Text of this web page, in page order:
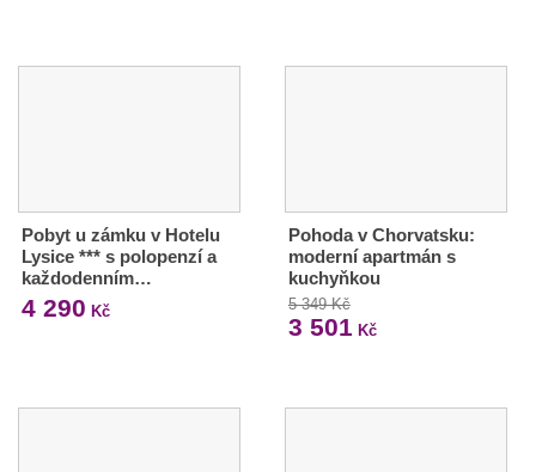
Pobyt u zámku v Hotelu
Lysice *** s polopenzí a
každodenním…
4 290 Kč
Pohoda v Chorvatsku:
moderní apartmán s
kuchyňkou
5 349 Kč
3 501 Kč